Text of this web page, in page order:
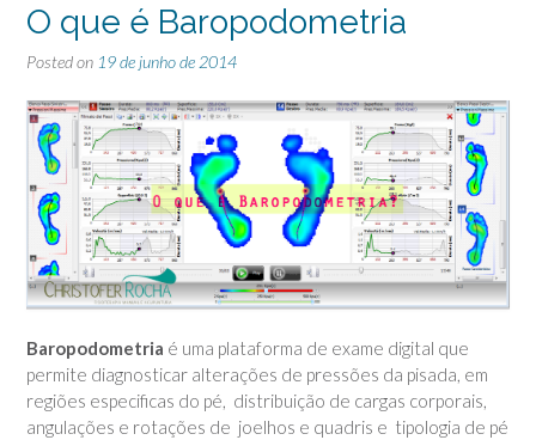
O que é Baropodometria
Posted on 19 de junho de 2014
Baropodometria é uma plataforma de exame digital que
permite diagnosticar alterações de pressões da pisada, em
regiões especificas do pé, distribuição de cargas corporais,
angulações e rotações de joelhos e quadris e tipologia de pé